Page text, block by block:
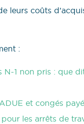
leurs coûts
:
N-1 non pris : que
et congés
les arrêts de